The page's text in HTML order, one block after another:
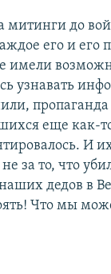
митинги до
его и его
узнавать
еще как-
И
за то, что
дедов в
Что мы